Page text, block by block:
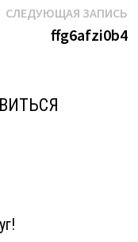
СЛЕДУЮЩАЯ ЗАПИСЬ
ffg6afzi0b4